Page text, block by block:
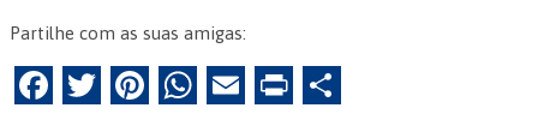
Partilhe com as suas amigas:
F
T
Pi
W
E
Pr